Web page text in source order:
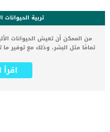
تربية الحيوانات
من الممكن أن تعيش الحيوانات
تمامًا مثل البشر، وذلك مع توفير
القيام بها لمساعدة حيواناتكم
طويلة في صحة وسعادة وحيوية.
اقرأ